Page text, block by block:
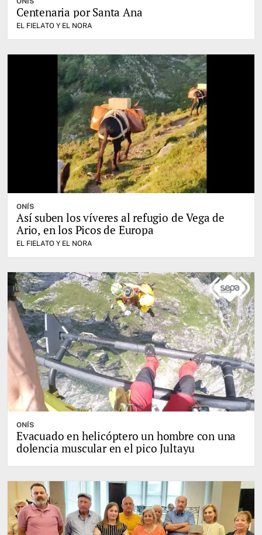
Centenaria por Santa Ana
EL FIELATO Y EL NORA
ONÍS
Así suben los víveres al refugio de Vega de
Ario, en los Picos de Europa
EL FIELATO Y EL NORA
ONÍS
Evacuado en helicóptero un hombre con una
dolencia muscular en el pico Jultayu